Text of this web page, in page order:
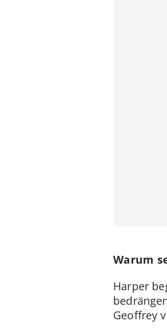
Warum
Harper
Geoffrey